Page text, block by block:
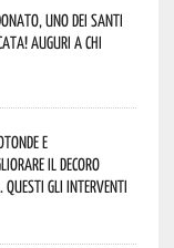
uno dei Santi
Auguri a chi
e
il decoro
Questi gli interventi